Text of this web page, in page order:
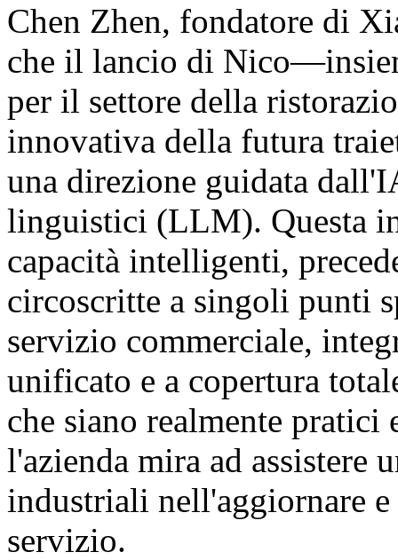
Chen Zhen, fondatore di
che il lancio di
per il settore della
innovativa della futura
una direzione guidata
linguistici (LLM). Questa
capacità intelligenti,
circoscritte a singoli punti
servizio commerciale,
unificato e a copertura
che siano realmente pratici
l'azienda mira ad assistere
industriali nell'aggiornare
servizio.